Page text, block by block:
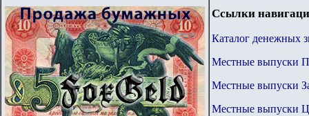
Ссылки
Каталог денежных
Местные выпуски
Местные выпуски
Местные выпуски